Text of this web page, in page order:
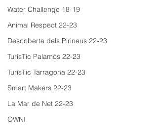
Water Challenge 18-19
Animal Respect 22-23
Descoberta dels Pirineus 22-23
TurisTic Palamós 22-23
TurisTic Tarragona 22-23
Smart Makers 22-23
La Mar de Net 22-23
OWNI